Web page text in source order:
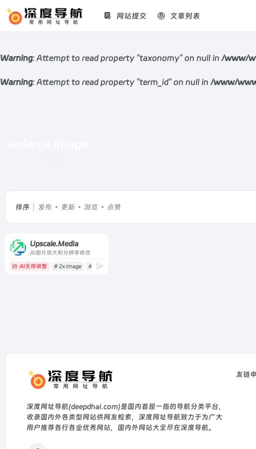
Warning: Attempt to read property "taxonomy" on null in /www/
Warning: Attempt to read property "term_id" on null in /www/
网站提交 文章列表
排序 发布 更新 浏览 点赞
Upscale.Media
AI图片放大和分辨率修改
AI无损调整 # 2x image # 2x upscale
深度网址导航(deepdhai.com)是国内首屈一指的导航分类平台，
收录国内外各类型网站供网友检索，深度网址导航致力于为广大
用户推荐各行各业优秀网站，国内外网站大全尽在深度导航。
友链